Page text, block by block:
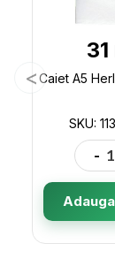
31
SKU:
-